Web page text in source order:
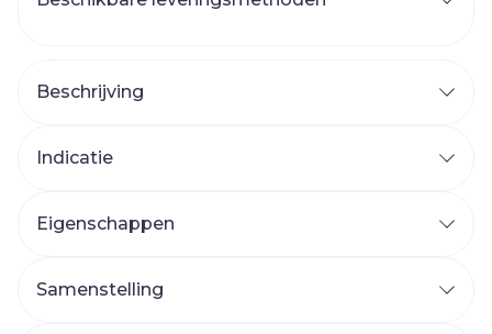
Beschrijving
Indicatie
Eigenschappen
Samenstelling